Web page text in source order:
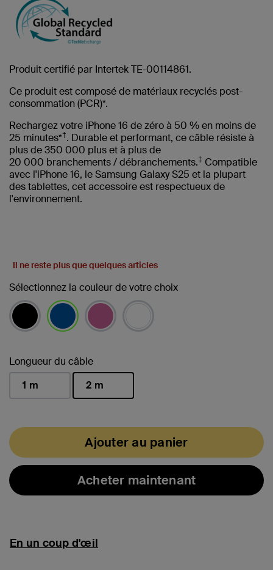
Produit certifié par Intertek TE-00114861.
Ce produit est composé de matériaux recyclés post-
consommation (PCR)*.
Rechargez votre iPhone 16 de zéro à 50 % en moins de
25 minutes*†. Durable et performant, ce câble résiste à
plus de 350 000 plus et à plus de
20 000 branchements / débranchements.‡ Compatible
avec l'iPhone 16, le Samsung Galaxy S25 et la plupart
des tablettes, cet accessoire est respectueux de
l'environnement.
Il ne reste plus que quelques articles
Sélectionnez la couleur de votre choix
Longueur du câble
1 m
2 m
Ajouter au panier
Acheter maintenant
En un coup d'œil